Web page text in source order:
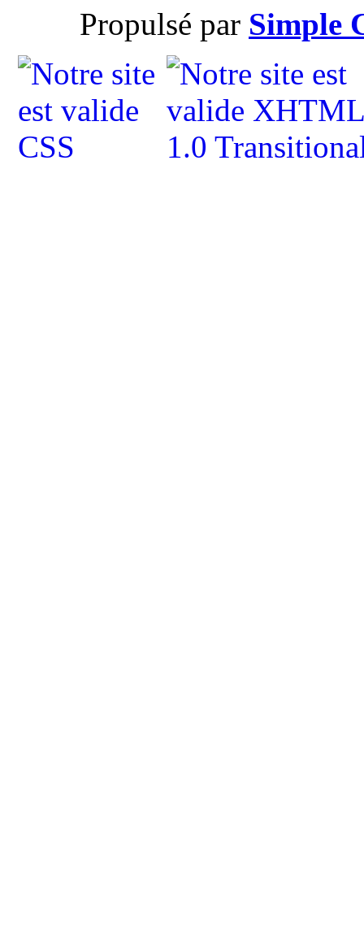
Propulsé par Simple